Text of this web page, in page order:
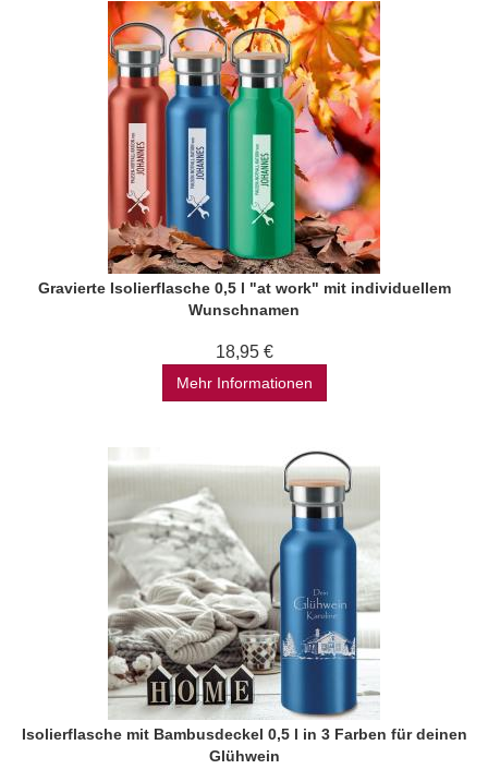
Gravierte Isolierflasche 0,5 l "at work" mit individuellem
Wunschnamen
18,95 €
Mehr Informationen
Isolierflasche mit Bambusdeckel 0,5 l in 3 Farben für deinen
Glühwein